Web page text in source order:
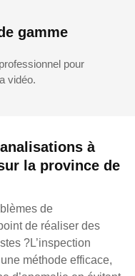
à
la province de
de
de réaliser des
?L’inspection
méthode efficace,
gamme
pour
vidéo.